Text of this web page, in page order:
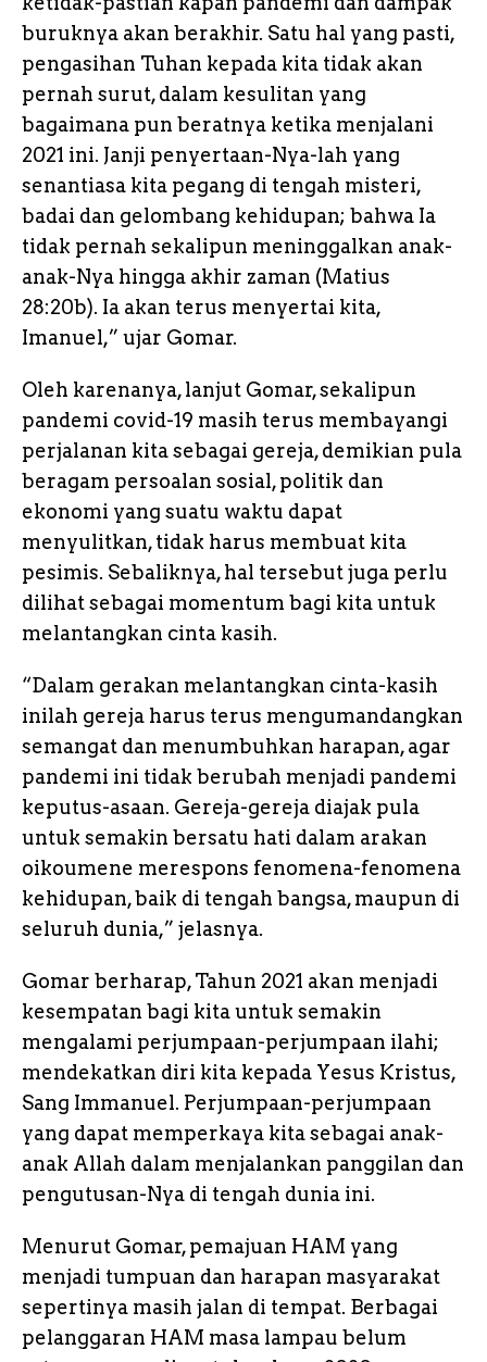
buruknya akan berakhir. Satu hal yang pasti,
pengasihan Tuhan kepada kita tidak akan
pernah surut, dalam kesulitan yang
bagaimana pun beratnya ketika menjalani
2021 ini. Janji penyertaan-Nya-lah yang
senantiasa kita pegang di tengah misteri,
badai dan gelombang kehidupan; bahwa Ia
tidak pernah sekalipun meninggalkan anak-
anak-Nya hingga akhir zaman (Matius
28:20b). Ia akan terus menyertai kita,
Imanuel,” ujar Gomar.
Oleh karenanya, lanjut Gomar, sekalipun
pandemi covid-19 masih terus membayangi
perjalanan kita sebagai gereja, demikian pula
beragam persoalan sosial, politik dan
ekonomi yang suatu waktu dapat
menyulitkan, tidak harus membuat kita
pesimis. Sebaliknya, hal tersebut juga perlu
dilihat sebagai momentum bagi kita untuk
melantangkan cinta kasih.
“Dalam gerakan melantangkan cinta-kasih
inilah gereja harus terus mengumandangkan
semangat dan menumbuhkan harapan, agar
pandemi ini tidak berubah menjadi pandemi
keputus-asaan. Gereja-gereja diajak pula
untuk semakin bersatu hati dalam arakan
oikoumene merespons fenomena-fenomena
kehidupan, baik di tengah bangsa, maupun di
seluruh dunia,” jelasnya.
Gomar berharap, Tahun 2021 akan menjadi
kesempatan bagi kita untuk semakin
mengalami perjumpaan-perjumpaan ilahi;
mendekatkan diri kita kepada Yesus Kristus,
Sang Immanuel. Perjumpaan-perjumpaan
yang dapat memperkaya kita sebagai anak-
anak Allah dalam menjalankan panggilan dan
pengutusan-Nya di tengah dunia ini.
Menurut Gomar, pemajuan HAM yang
menjadi tumpuan dan harapan masyarakat
sepertinya masih jalan di tempat. Berbagai
pelanggaran HAM masa lampau belum